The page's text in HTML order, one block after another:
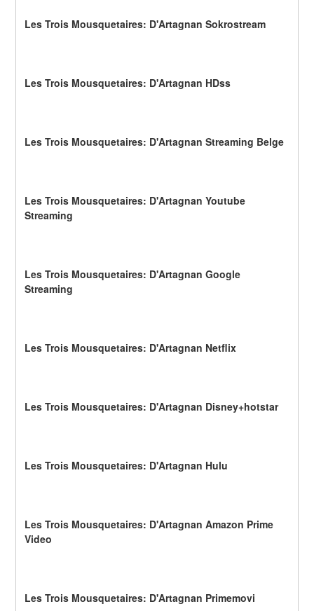
Les Trois Mousquetaires: D'Artagnan Sokrostream
Les Trois Mousquetaires: D'Artagnan HDss
Les Trois Mousquetaires: D'Artagnan Streaming Belge
Les Trois Mousquetaires: D'Artagnan Youtube
Streaming
Les Trois Mousquetaires: D'Artagnan Google
Streaming
Les Trois Mousquetaires: D'Artagnan Netflix
Les Trois Mousquetaires: D'Artagnan Disney+hotstar
Les Trois Mousquetaires: D'Artagnan Hulu
Les Trois Mousquetaires: D'Artagnan Amazon Prime
Video
Les Trois Mousquetaires: D'Artagnan Primemovi